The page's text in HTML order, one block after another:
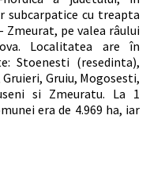
subcarpatice cu treapta
Zmeurat, pe valea râului
Localitatea are în
Stoenesti (resedinta),
Gruiu, Mogosesti,
si Zmeuratu. La 1
era de 4.969 ha, iar